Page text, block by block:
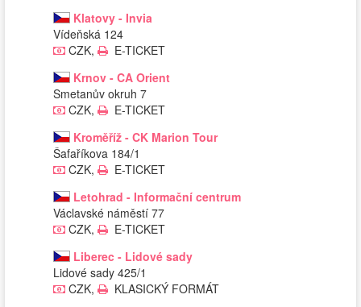
Klatovy - Invia
Vídeňská 124
CZK,
E-TICKET
Krnov - CA Orient
Smetanův okruh 7
CZK,
E-TICKET
Kroměříž - CK Marion Tour
Šafaříkova 184/1
CZK,
E-TICKET
Letohrad - Informační centrum
Václavské náměstí 77
CZK,
E-TICKET
Liberec - Lidové sady
Lidové sady 425/1
CZK,
KLASICKÝ FORMÁT